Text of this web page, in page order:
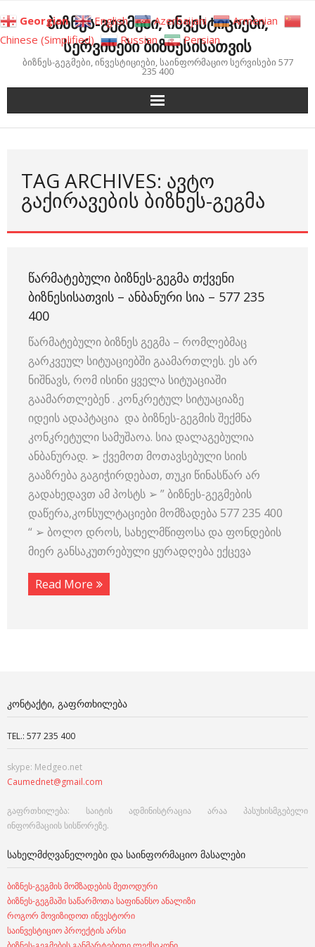
to
content
ბიზნეს-გეგმები, ინვესტიციები,
სერვისები ბიზნესისათვის
ბიზნეს-გეგმები, ინვესტიციები, საინფორმაციო სერვისები 577
235 400
TAG ARCHIVES: ᲐᲕᲢᲝ
ᲒᲐᲥᲘᲠᲐᲕᲔᲑᲘᲡ ᲑᲘᲖᲜᲔᲡ-ᲒᲔᲒᲛᲐ
ᲬᲐᲠᲛᲐᲢᲔᲑᲣᲚᲘ ᲑᲘᲖᲜᲔᲡ-ᲒᲔᲒᲛᲐ ᲗᲥᲕᲔᲜᲘ
ᲑᲘᲖᲜᲔᲡᲘᲡᲐᲗᲕᲘᲡ – ᲐᲜᲑᲐᲜᲣᲠᲘ ᲡᲘᲐ – 577 235
400
წარმატებული ბიზნეს გეგმა – რომლებმაც
გარკვეულ სიტუაციებში გაამართლეს. ეს არ
ნიშნავს, რომ ისინი ყველა სიტუაციაში
გაამართლებენ . კონკრეტულ სიტუაციაზე
იდეის ადაპტაცია და ბიზნეს-გეგმის შექმნა
კონკრეტული სამუშაოა. სია დალაგებულია
ანბანურად. ➢ ქვემოთ მოთავსებული სიის
გააზრება გაგიჭირდებათ, თუკი წინასწარ არ
გადახედავთ ამ პოსტს ➢ ” ბიზნეს-გეგმების
დაწერა,კონსულტაციები მომზადება 577 235 400
“ ➢ ბოლო დროს, სახელმწიფოსა და ფონდების
მიერ განსაკუთრებული ყურადღება ექცევა
Read More
ᲙᲝᲜᲢᲐᲥᲢᲘ, ᲒᲐᲤᲠᲗᲮᲘᲚᲔᲑᲐ
TEL.: 577 235 400
skype: Medgeo.net
Caumednet@gmail.com
გაფრთხილება: საიტის ადმინისტრაცია არაა პასუხისმგებელი
ინფორმაციის სისწორეზე.
ᲡᲐᲮᲔᲚᲛᲫᲦᲕᲐᲜᲔᲚᲝᲔᲑᲘ ᲓᲐ ᲡᲐᲘᲜᲤᲝᲠᲛᲐᲪᲘᲝ ᲛᲐᲡᲐᲚᲔᲑᲘ
ბიზნეს-გეგმის მომზადების მეთოდური
ბიზნეს-გეგმაში საწარმოთა საფინანსო ანალიზი
როგორ მოვიზიდოთ ინვესტორი
საინვესტიციო პროექტის არსი
Georgian English Azerbaijani
Armenian
Chinese (Simplified)
Russian Persian